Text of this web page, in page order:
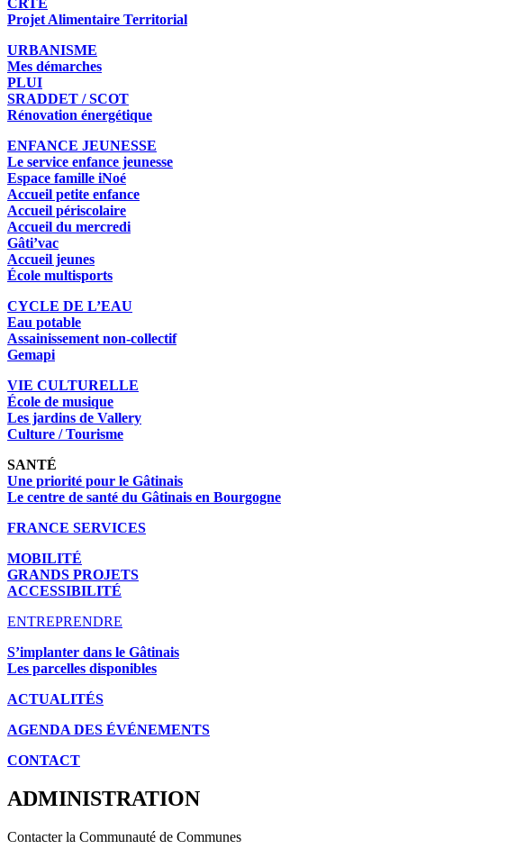
CRTE
Projet Alimentaire Territorial
URBANISME
Mes démarches
PLUI
SRADDET / SCOT
Rénovation énergétique
ENFANCE JEUNESSE
Le service enfance jeunesse
Espace famille iNoé
Accueil petite enfance
Accueil périscolaire
Accueil du mercredi
Gâti’vac
Accueil jeunes
École multisports
CYCLE DE L’EAU
Eau potable
Assainissement non-collectif
Gemapi
VIE CULTURELLE
École de musique
Les jardins de Vallery
Culture / Tourisme
SANTÉ
Une priorité pour le Gâtinais
Le centre de santé du Gâtinais en Bourgogne
FRANCE SERVICES
MOBILITÉ
GRANDS PROJETS
ACCESSIBILITÉ
ENTREPRENDRE
S’implanter dans le Gâtinais
Les parcelles disponibles
ACTUALITÉS
AGENDA DES ÉVÉNEMENTS
CONTACT
ADMINISTRATION
Contacter la Communauté de Communes